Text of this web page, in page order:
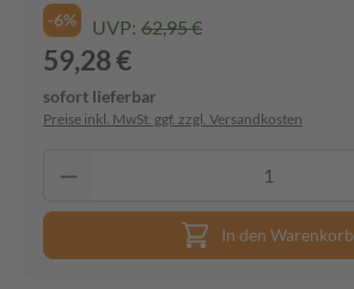
-6% UVP: 62,95 €
59,28 €
sofort lieferbar
Preise inkl. MwSt. ggf. zzgl. Versandkosten
In den Warenkorb